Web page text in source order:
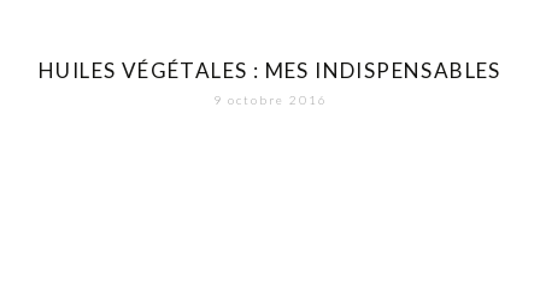
HUILES VÉGÉTALES : MES INDISPENSABLES
9 octobre 2016